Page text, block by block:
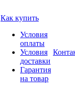
Как купить
Условия
оплаты
Условия
доставки
Гарантия
на товар